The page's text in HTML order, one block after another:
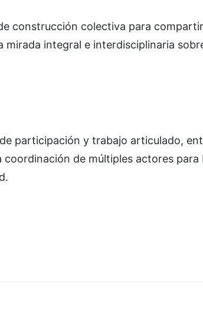
construcción colectiva para compartir
integral e interdisciplinaria
participación y trabajo articulado,
coordinación de múltiples actores para